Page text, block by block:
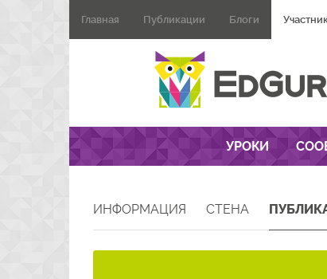
Главная Публикации Блоги
УРОКИ
ИНФОРМАЦИЯ СТЕНА